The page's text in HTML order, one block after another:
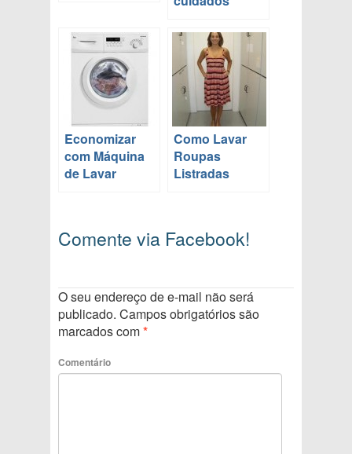
Economizar
com Máquina
de Lavar
Como Lavar
Roupas
Listradas
Comente via Facebook!
O seu endereço de e-mail não será
publicado. Campos obrigatórios são
marcados com*
Comentário